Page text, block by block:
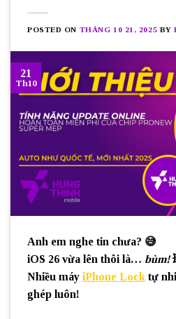
POSTED ON THÁNG 10 21, 2025 BY
21
Th10
Anh em nghe tin chưa? 😅
iOS 26 vừa lên thôi là… bùm!
Nhiều máy iPhone Lock tự
ghép luôn!